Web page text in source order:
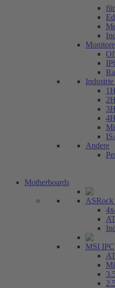
Monitore
Industrie
Andere
Motherboards
ASRock
MSI IPC